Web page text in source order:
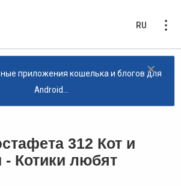
RU
×
приложения кошелька и блогов для
Android...
312 Кот и
- Котики любят